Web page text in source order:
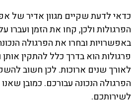
כדאי לדעת שקיים מגוון אדיר של
הפרגולות ולכן, קחו את הזמן ועברו
באפשרויות ובחרו את הפרגולה
פרגולותהוא בדרך כלל להתקין
לאורך שנים ארוכות. לכן חשוב
הפרגולה הנכונה עבורכם. כמובן
לשירותכם.